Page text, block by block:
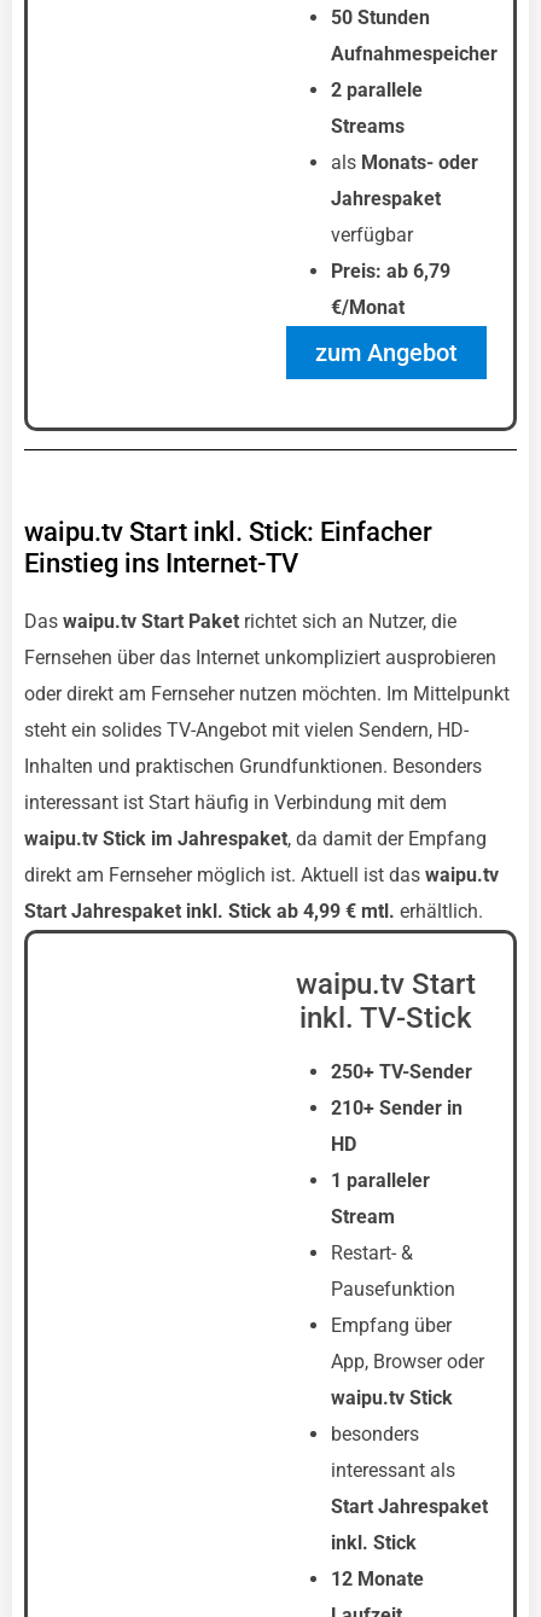
50 Stunden
Aufnahmespeicher
2 parallele
Streams
als Monats- oder
Jahrespaket
verfügbar
Preis: ab 6,79
€/Monat
zum Angebot
waipu.tv Start inkl. Stick: Einfacher
Einstieg ins Internet-TV
Das waipu.tv Start Paket richtet sich an Nutzer, die
Fernsehen über das Internet unkompliziert ausprobieren
oder direkt am Fernseher nutzen möchten. Im Mittelpunkt
steht ein solides TV-Angebot mit vielen Sendern, HD-
Inhalten und praktischen Grundfunktionen. Besonders
interessant ist Start häufig in Verbindung mit dem
waipu.tv Stick im Jahrespaket, da damit der Empfang
direkt am Fernseher möglich ist. Aktuell ist das waipu.tv
Start Jahrespaket inkl. Stick ab 4,99 € mtl. erhältlich.
waipu.tv Start
inkl. TV-Stick
250+ TV-Sender
210+ Sender in
HD
1 paralleler
Stream
Restart- &
Pausefunktion
Empfang über
App, Browser oder
waipu.tv Stick
besonders
interessant als
Start Jahrespaket
inkl. Stick
12 Monate